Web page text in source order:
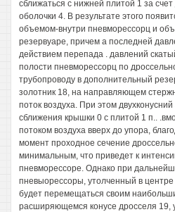
сближаться с нижней плитой 1 за
оболочки 4. В результате этого
объемом-внутри пневморессорц и
резервуаре, причем а последней
действием перепада . давлений
полости пневморессорц по
трубопроводу в дополнительный
золотник 18, на направляющем
поток воздуха. При этом
сближения крышки 0 с плитой 1 п..
потоком воздуха вверх до упора,
момент проходное сечение
минимальным, что приведет к
пневморессоре. Однако при
пневыорессоры, утолченный в центре
будет перемещаться своим
расширяющемся конусе дросселя 19,